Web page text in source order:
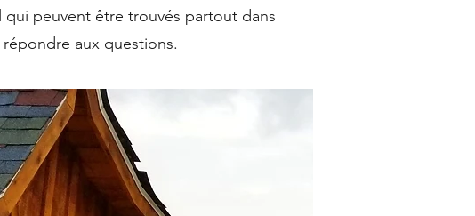
peuvent être trouvés partout dans
aux questions.